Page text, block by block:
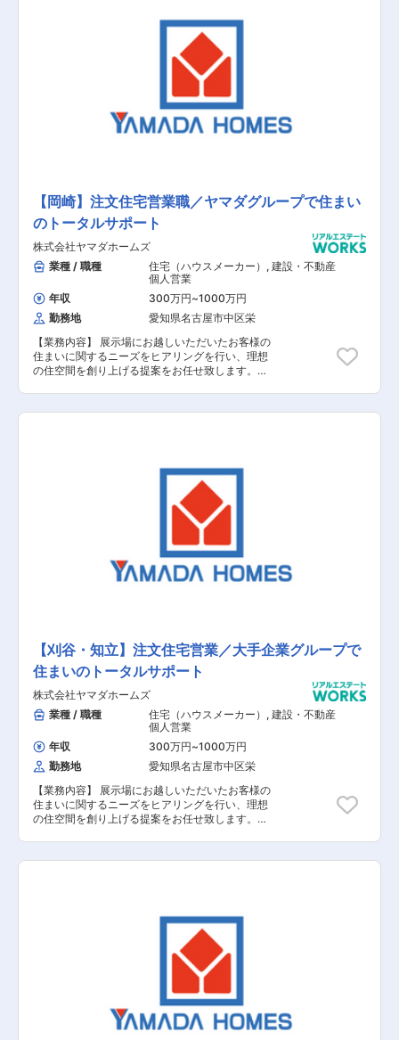
の調査 ■契約関連の事務作業 ■引き渡し後のアフ
最大手である「ヤマダ」ホールディングスの不動
産領域を担当する同社での募集となります。ヤマ
ダホールディングスグループのグループシナジー
を活用した集客導線が確立されており、安定して
働くことが可能です。また、飛び込み営業はほと
んどなく、展示場にお越しいただいたお客様や資
料請求されたお客様の対応が主になります。
【岡崎】注文住宅営業職／ヤマダグループで住まい
のトータルサポート
株式会社ヤマダホームズ
業種 / 職種
住宅（ハウスメーカー） , 建設・不動産
個人営業
年収
300万円~1000万円
勤務地
愛知県名古屋市中区栄
【業務内容】 展示場にお越しいただいたお客様の
住まいに関するニーズをヒアリングを行い、理想
の住空間を創り上げる提案をお任せ致します。土
す。 【具体的な業務内容】 ■展示場へお越しい
の調査 ■契約関連の事務作業 ■引き渡し後のアフ
最大手である「ヤマダ」ホールディングスの不動
産領域を担当する同社での募集となります。ヤマ
ダホールディングスグループのグループシナジー
を活用した集客導線が確立されており、安定して
働くことが可能です。また、飛び込み営業はほと
んどなく、展示場にお越しいただいたお客様や資
料請求されたお客様の対応が主になります。
【刈谷・知立】注文住宅営業／大手企業グループで
住まいのトータルサポート
株式会社ヤマダホームズ
業種 / 職種
住宅（ハウスメーカー） , 建設・不動産
個人営業
年収
300万円~1000万円
勤務地
愛知県名古屋市中区栄
【業務内容】 展示場にお越しいただいたお客様の
住まいに関するニーズをヒアリングを行い、理想
の住空間を創り上げる提案をお任せ致します。土
す。 【具体的な業務内容】 ■展示場へお越しい
の調査 ■契約関連の事務作業 ■引き渡し後のアフ
最大手である「ヤマダ」ホールディングスの不動
産領域を担当する同社での募集となります。ヤマ
ダホールディングスグループのグループシナジー
を活用した集客導線が確立されており、安定して
働くことが可能です。また、飛び込み営業はほと
んどなく、展示場にお越しいただいたお客様や資
料請求されたお客様の対応が主になります。